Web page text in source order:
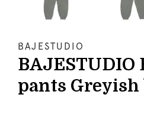
BAJESTUDIO
BAJESTUDIO
pants Greyish